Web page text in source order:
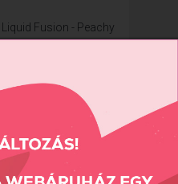
Liquid Fusion - Peachy
Rose 8...